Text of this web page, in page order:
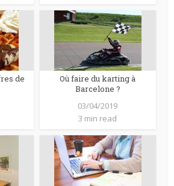
de
Où faire du karting à
Barcelone ?
03/04/2019
3 min read